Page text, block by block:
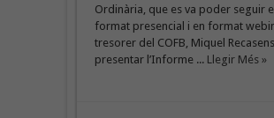
Ordinària, que es va poder seguir
format presencial i en format
tresorer del COFB, Miquel
presentar l’Informe ... Llegir Més »